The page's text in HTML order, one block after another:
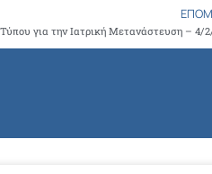
για την Ιατρική Μετανάστευση – 4/